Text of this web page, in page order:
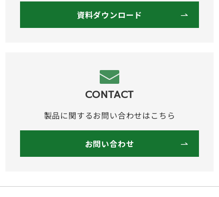
資料ダウンロード
CONTACT
製品に関するお問い合わせはこちら
お問い合わせ